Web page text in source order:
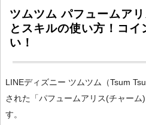
ツムツム パフュームア
とスキルの使い方！コ
い！
LINEディズニー ツムツム（Tsum
された「パフュームアリス(チャー
す。